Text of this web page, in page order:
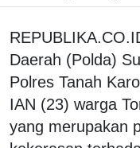
Daerah (Polda)
Polres Tanah
IAN (23) warga
yang merupakan